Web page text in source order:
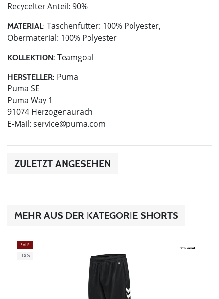
Recycelter Anteil: 90%
MATERIAL: Taschenfutter: 100% Polyester,
Obermaterial: 100% Polyester
KOLLEKTION: Teamgoal
HERSTELLER: Puma
Puma SE
Puma Way 1
91074 Herzogenaurach
E-Mail: service@puma.com
ZULETZT ANGESEHEN
MEHR AUS DER KATEGORIE SHORTS
SALE
-60%